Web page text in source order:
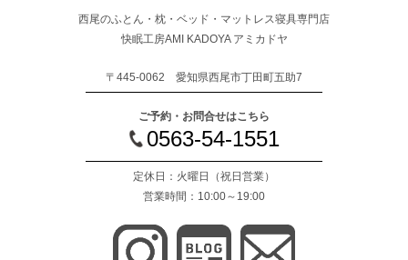
西尾のふとん・枕・ベッド・マットレス寝具専門店
快眠工房AMI KADOYA アミカドヤ
〒445-0062 愛知県西尾市丁田町五助7
ご予約・お問合せはこちら
0563-54-1551
定休日：火曜日
（祝日営業）
営業時間：10:00～19:00